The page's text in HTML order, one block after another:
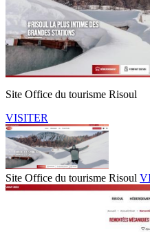
Site Office du tourisme Risoul
VISITER
Site Office du tourisme Risoul